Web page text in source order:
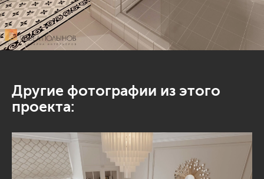
Другие фотографии из этого
проекта: